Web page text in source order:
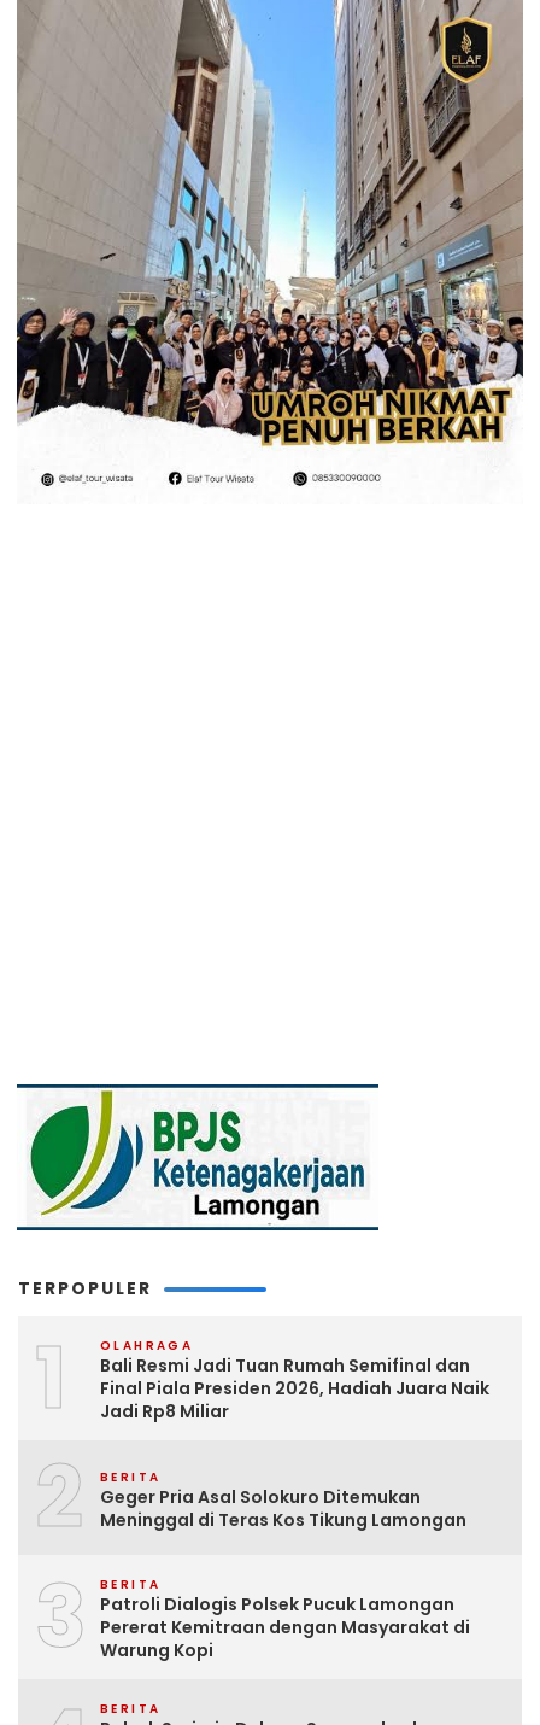
TERPOPULER
1 OLAHRAGA
Bali Resmi Jadi Tuan Rumah Semifinal dan
Final Piala Presiden 2026, Hadiah Juara Naik
Jadi Rp8 Miliar
2 BERITA
Geger Pria Asal Solokuro Ditemukan
Meninggal di Teras Kos Tikung Lamongan
3 BERITA
Patroli Dialogis Polsek Pucuk Lamongan
Pererat Kemitraan dengan Masyarakat di
Warung Kopi
BERITA